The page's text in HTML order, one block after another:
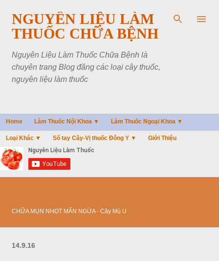
Chuyển đến nội dung chính
NGUYÊN LIỆU LÀM
THUỐC CHỮA BỆNH
Nguyên Liệu Làm Thuốc Chữa Bệnh là
chuyên trang Blog đăng các loại cây thuốc,
nguyên liệu làm thuốc
Home Làm Thuốc Nội Khoa ▼ Làm Thuốc Ngoại Khoa ▼
Loại Khác ▼ Sổ tay Cây-Vị thuốc Đông Y ▼ Giới Thiệu
CHỮA MỤN NHỌT MẨN NGỨA - Cây Mù U
14.9.16